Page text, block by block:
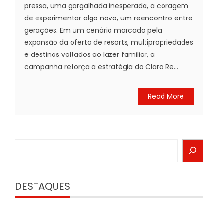
pressa, uma gargalhada inesperada, a coragem
de experimentar algo novo, um reencontro entre
gerações. Em um cenário marcado pela
expansão da oferta de resorts, multipropriedades
e destinos voltados ao lazer familiar, a
campanha reforça a estratégia do Clara Re...
Read More
DESTAQUES